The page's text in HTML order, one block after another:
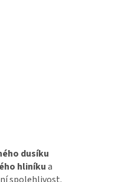
dusíku
hliníkua